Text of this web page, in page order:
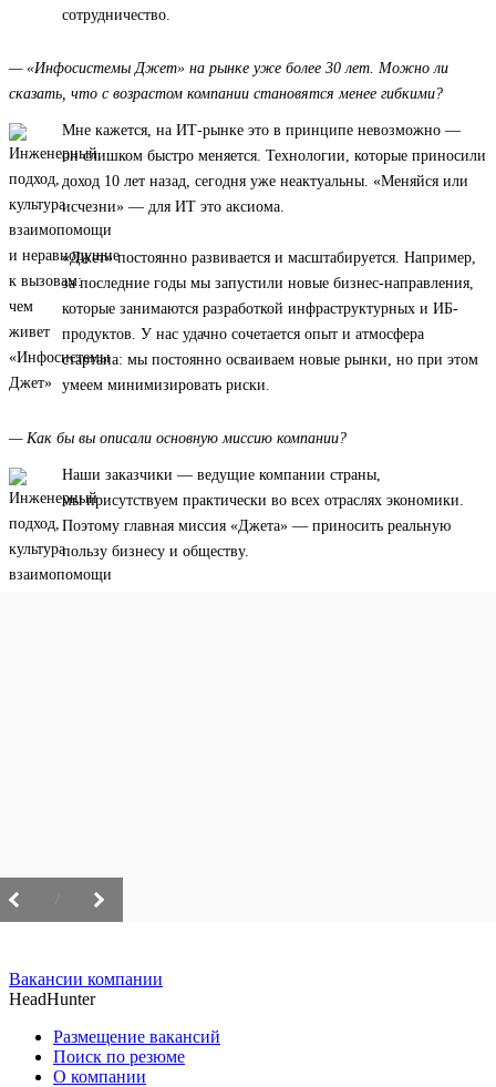
сотрудничество.
— «Инфосистемы Джет» на рынке уже более 30 лет. Можно ли
сказать, что с возрастом компании становятся менее гибкими?
Мне кажется, на ИТ-рынке это в принципе невозможно —
он слишком быстро меняется. Технологии, которые приносили
доход 10 лет назад, сегодня уже неактуальны. «Меняйся или
исчезни» — для ИТ это аксиома.
«Джет» постоянно развивается и масштабируется. Например,
за последние годы мы запустили новые бизнес-направления,
которые занимаются разработкой инфраструктурных и ИБ-
продуктов. У нас удачно сочетается опыт и атмосфера
стартапа: мы постоянно осваиваем новые рынки, но при этом
умеем минимизировать риски.
— Как бы вы описали основную миссию компании?
Наши заказчики — ведущие компании страны,
мы присутствуем практически во всех отраслях экономики.
Поэтому главная миссия «Джета» — приносить реальную
пользу бизнесу и обществу.
Вакансии компании
HeadHunter
Размещение вакансий
Поиск по резюме
О компании